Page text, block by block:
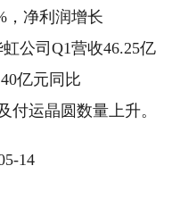
，净利润增长
公司Q1营收46.25亿
亿元同比
付运晶圆数量上升。
14